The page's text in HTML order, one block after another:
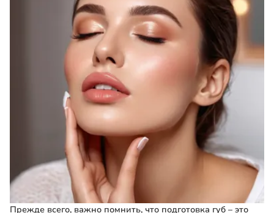
Прежде всего, важно помнить, что подготовка губ – это